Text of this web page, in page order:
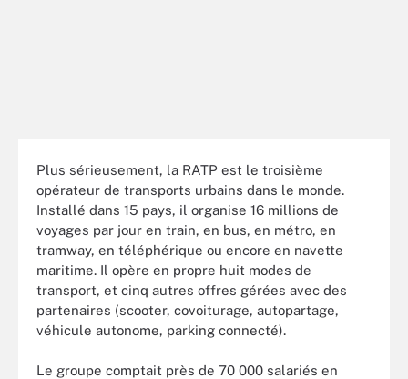
Plus sérieusement, la RATP est le troisième
opérateur de transports urbains dans le monde.
Installé dans 15 pays, il organise 16 millions de
voyages par jour en train, en bus, en métro, en
tramway, en téléphérique ou encore en navette
maritime. Il opère en propre huit modes de
transport, et cinq autres offres gérées avec des
partenaires (scooter, covoiturage, autopartage,
véhicule autonome, parking connecté).
Le groupe comptait près de 70 000 salariés en